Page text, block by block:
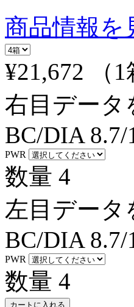
商品情報を
¥21,672
（
右目データ
BC/DIA 8.7/
PWR
数量 4
左目データ
BC/DIA 8.7/
PWR
数量 4
カートに入れる